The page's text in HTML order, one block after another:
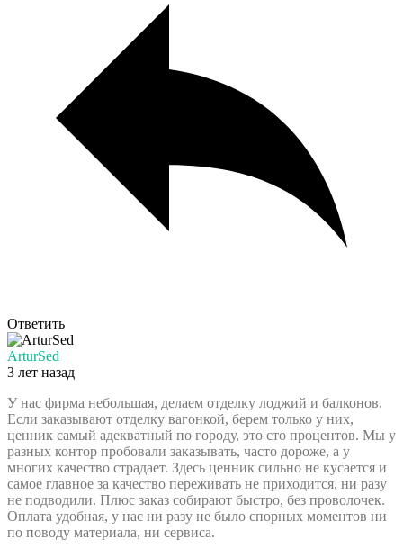
Ответить
ArturSed
3 лет назад
У нас фирма небольшая, делаем отделку лоджий и балконов.
Если заказывают отделку вагонкой, берем только у них,
ценник самый адекватный по городу, это сто процентов. Мы у
разных контор пробовали заказывать, часто дороже, а у
многих качество страдает. Здесь ценник сильно не кусается и
самое главное за качество переживать не приходится, ни разу
не подводили. Плюс заказ собирают быстро, без проволочек.
Оплата удобная, у нас ни разу не было спорных моментов ни
по поводу материала, ни сервиса.